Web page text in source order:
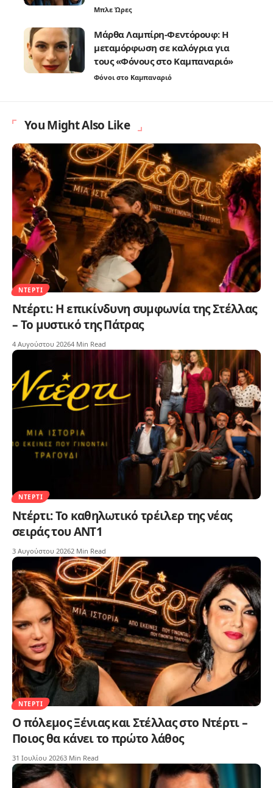
Μπλε Ώρες
Μάρθα Λαμπίρη-Φεντόρουφ: Η
μεταμόρφωση σε καλόγρια για
τους «Φόνους στο Καμπαναριό»
Φόνοι στο Καμπαναριό
You Might Also Like
ΝΤΈΡΤΙ
Ντέρτι: Η επικίνδυνη συμφωνία της Στέλλας
– Το μυστικό της Πάτρας
4 Αυγούστου 20264 Min Read
ΝΤΈΡΤΙ
Ντέρτι: Το καθηλωτικό τρέιλερ της νέας
σειράς του ΑΝΤ1
3 Αυγούστου 20262 Min Read
ΝΤΈΡΤΙ
Ο πόλεμος Ξένιας και Στέλλας στο Ντέρτι –
Ποιος θα κάνει το πρώτο λάθος
31 Ιουλίου 20263 Min Read